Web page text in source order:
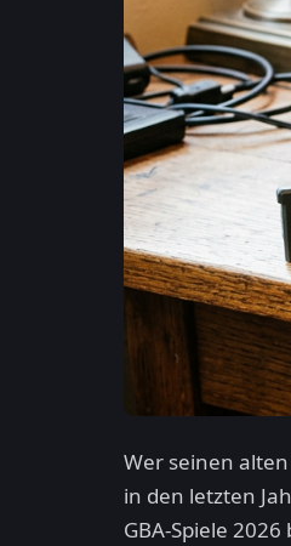
Wer seinen
in den letzten
GBA-Spiele